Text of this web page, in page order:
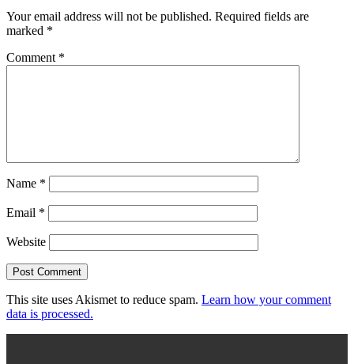
Your email address will not be published. Required fields are
marked *
Comment *
Name *
Email *
Website
This site uses Akismet to reduce spam. Learn how your comment
data is processed.